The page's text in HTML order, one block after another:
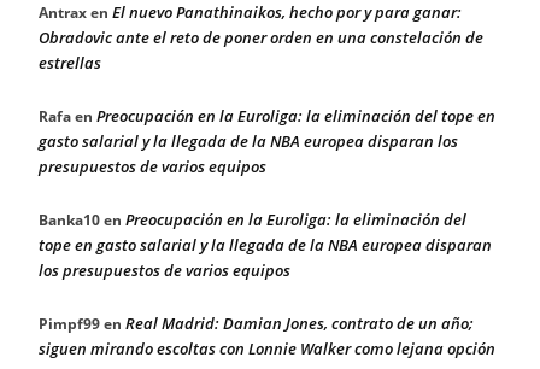
Antraxen El nuevo Panathinaikos, hecho por y para ganar:
Obradovic ante el reto de poner orden en una constelación de
estrellas
Rafaen Preocupación en la Euroliga: la eliminación del tope en
gasto salarial y la llegada de la NBA europea disparan los
presupuestos de varios equipos
Banka10en Preocupación en la Euroliga: la eliminación del
tope en gasto salarial y la llegada de la NBA europea disparan
los presupuestos de varios equipos
Pimpf99en Real Madrid: Damian Jones, contrato de un año;
siguen mirando escoltas con Lonnie Walker como lejana opción